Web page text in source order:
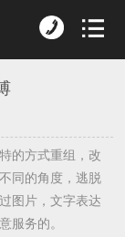
的方式重组，改
同的角度，逃脱
图片，文字表达
服务的。